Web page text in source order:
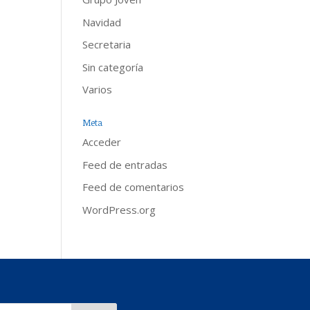
Navidad
Secretaria
Sin categoría
Varios
Meta
Acceder
Feed de entradas
Feed de comentarios
WordPress.org